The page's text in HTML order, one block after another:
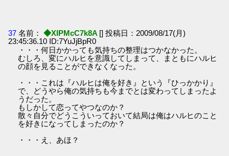
37 名前： ◆XIPMcC7k8A [] 投稿日：2009/08/17(月)
23:45:36.10 ID:7YuJjBpR0
・・・何日かかっても気持ちの整理はつかなかった。
むしろ、変にハルヒを意識してしまって、まともにハルヒ
の顔を見ることができなくなった。
・・・これは『ハルヒは俺を好き』という『ひっかかり』
で、どうやら俺の気持ちも今までとは変わってしまったよ
うだった。
もしかして恋ってやつなのか？
散々自分でどうこういっておいて結局は俺はハルヒのこと
を好きになってしまったのか？
・・・え、あほ？